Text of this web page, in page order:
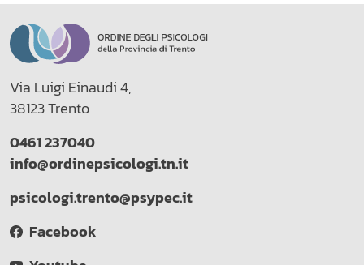
Via Luigi Einaudi 4,
38123 Trento
0461 237040
info@ordinepsicologi.tn.it
psicologi.trento@psypec.it
Facebook